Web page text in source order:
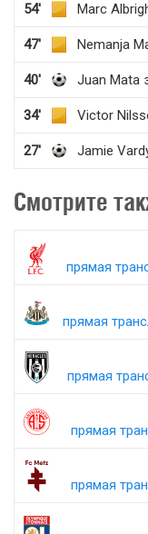
54' Marc
47' Nemanja
40' Juan Mata
34' Victor
27' Jamie
Смотрите
прямая
прямая
прямая
прямая
прямая